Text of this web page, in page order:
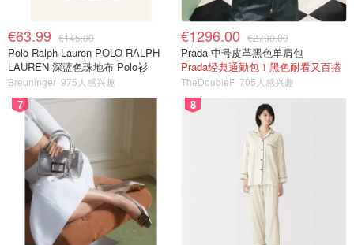
€63.99 €145.00
Polo Ralph Lauren POLO RALPH
LAUREN 深蓝色珠地布 Polo衫
Breuninger 975人感兴趣
€1296.00 €2700.00
Prada 中号皮革黑色单肩包
Prada经典通勤包！黑色耐看又百搭
TheDoubleF 705人感兴趣
7 8